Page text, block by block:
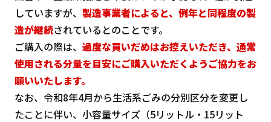
していますが、 製造事業者によると、例年と同程度の製
造が継続されているとのことです。
ご購入の際は、 過度な買いだめはお控えいただき、通常
使用される分量を目安にご購入いただくようご協力をお
願いいたします。
なお、令和8年4月から生活系ごみの分別区分を変更し
たことに伴い、小容量サイズ（5リットル・15リット